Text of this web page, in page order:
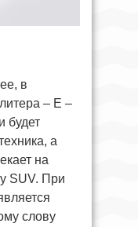
в
– E –
будет
а
на
SUV. При
слову